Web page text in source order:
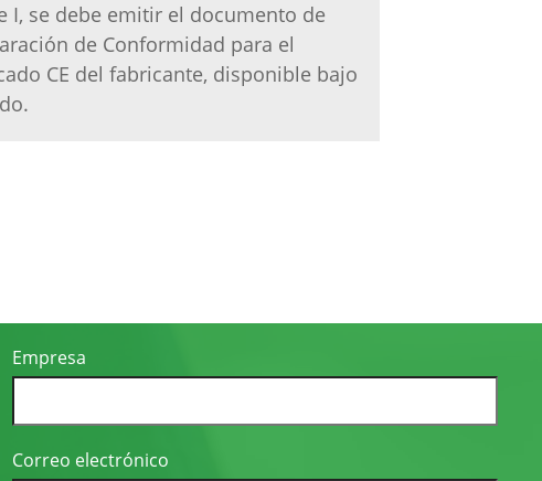
I, se debe emitir el documento de
de Conformidad para el
CE del fabricante, disponible bajo
Empresa
Correo electrónico